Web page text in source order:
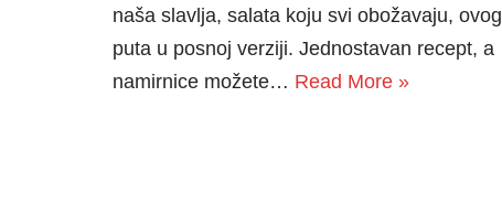
naša slavlja, salata koju svi obožavaju, ovog
puta u posnoj verziji. Jednostavan recept, a
namirnice možete… Read More »